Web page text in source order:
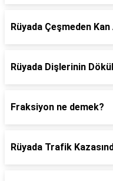
Rüyada Çeşmeden Kan
Rüyada Dişlerinin
Fraksiyon ne demek?
Rüyada Trafik